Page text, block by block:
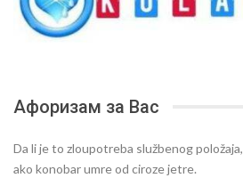
Афоризам за Вас
Da li je to zloupotreba službenog položaja,
ako konobar umre od ciroze jetre.